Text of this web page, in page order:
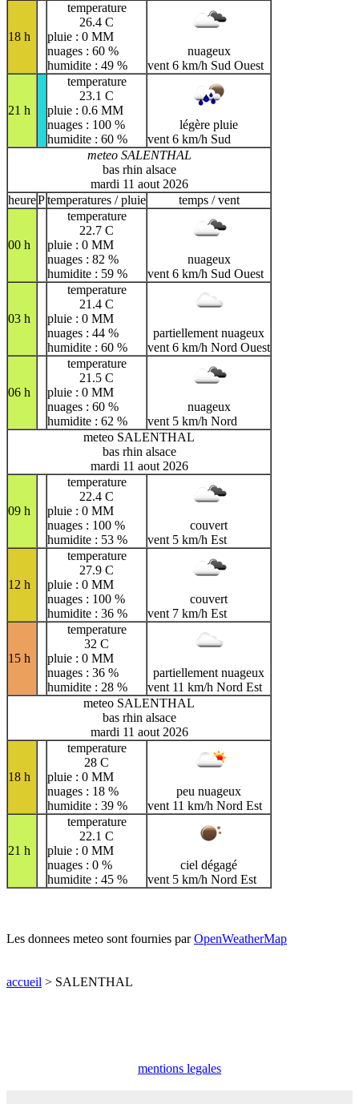
18 h
temperature
26.4 C
pluie : 0 MM
nuages : 60 %
humidite : 49 %
nuageux
vent 6 km/h Sud Ouest
21 h
temperature
23.1 C
pluie : 0.6 MM
nuages : 100 %
humidite : 60 %
légère pluie
vent 6 km/h Sud
meteo SALENTHAL
bas rhin alsace
mardi 11 aout 2026
heurePtemperatures / pluie temps / vent
00 h
temperature
22.7 C
pluie : 0 MM
nuages : 82 %
humidite : 59 %
nuageux
vent 6 km/h Sud Ouest
03 h
temperature
21.4 C
pluie : 0 MM
nuages : 44 %
humidite : 60 %
partiellement nuageux
vent 6 km/h Nord Ouest
06 h
temperature
21.5 C
pluie : 0 MM
nuages : 60 %
humidite : 62 %
nuageux
vent 5 km/h Nord
meteo SALENTHAL
bas rhin alsace
mardi 11 aout 2026
09 h
temperature
22.4 C
pluie : 0 MM
nuages : 100 %
humidite : 53 %
couvert
vent 5 km/h Est
12 h
temperature
27.9 C
pluie : 0 MM
nuages : 100 %
humidite : 36 %
couvert
vent 7 km/h Est
15 h
temperature
32 C
pluie : 0 MM
nuages : 36 %
humidite : 28 %
partiellement nuageux
vent 11 km/h Nord Est
meteo SALENTHAL
bas rhin alsace
mardi 11 aout 2026
18 h
temperature
28 C
pluie : 0 MM
nuages : 18 %
humidite : 39 %
peu nuageux
vent 11 km/h Nord Est
21 h
temperature
22.1 C
pluie : 0 MM
nuages : 0 %
humidite : 45 %
ciel dégagé
vent 5 km/h Nord Est
Les donnees meteo sont fournies parOpenWeatherMap
accueil > SALENTHAL
mentions legales